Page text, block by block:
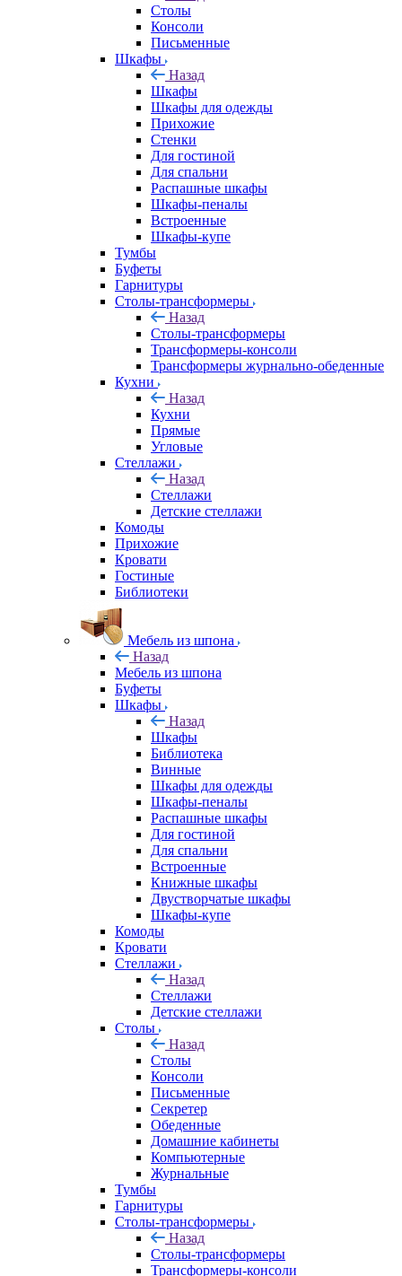
Столы
Консоли
Письменные
Шкафы
Назад
Шкафы
Шкафы для одежды
Прихожие
Стенки
Для гостиной
Для спальни
Распашные шкафы
Шкафы-пеналы
Встроенные
Шкафы-купе
Тумбы
Буфеты
Гарнитуры
Столы-трансформеры
Назад
Столы-трансформеры
Трансформеры-консоли
Трансформеры журнально-обеденные
Кухни
Назад
Кухни
Прямые
Угловые
Стеллажи
Назад
Стеллажи
Детские стеллажи
Комоды
Прихожие
Кровати
Гостиные
Библиотеки
Мебель из шпона
Назад
Мебель из шпона
Буфеты
Шкафы
Назад
Шкафы
Библиотека
Винные
Шкафы для одежды
Шкафы-пеналы
Распашные шкафы
Для гостиной
Для спальни
Встроенные
Книжные шкафы
Двустворчатые шкафы
Шкафы-купе
Комоды
Кровати
Стеллажи
Назад
Стеллажи
Детские стеллажи
Столы
Назад
Столы
Консоли
Письменные
Секретер
Обеденные
Домашние кабинеты
Компьютерные
Журнальные
Тумбы
Гарнитуры
Столы-трансформеры
Назад
Столы-трансформеры
Трансформеры-консоли